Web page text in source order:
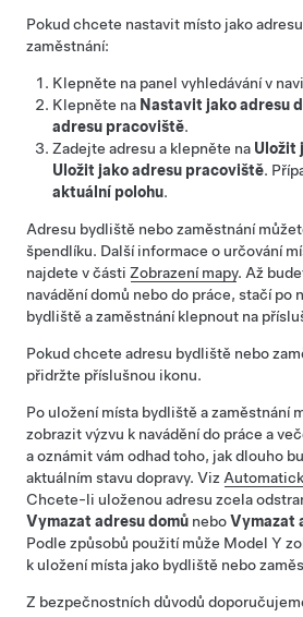
Pokud chcete nastavit místo jako
zaměstnání:
Klepněte na panel vyhledávání v
Klepněte na Nastavit jako adresu
adresu pracoviště.
Zadejte adresu a klepněte na Uložit
Uložit jako adresu pracoviště.
aktuální polohu.
Adresu bydliště nebo zaměstnání
špendlíku. Další informace o určování
najdete v části Zobrazení mapy. Až
navádění domů nebo do práce, stačí po
bydliště a zaměstnání klepnout na
Pokud chcete adresu bydliště nebo
přidržte příslušnou ikonu.
Po uložení místa bydliště a zaměstnání
zobrazit výzvu k navádění do práce a
a oznámit vám odhad toho, jak dlouho
aktuálním stavu dopravy. Viz
Chcete-li uloženou adresu zcela
Vymazat adresu domů neboVymazat
Podle způsobů použití může Model Y
k uložení místa jako bydliště nebo
Z bezpečnostních důvodů